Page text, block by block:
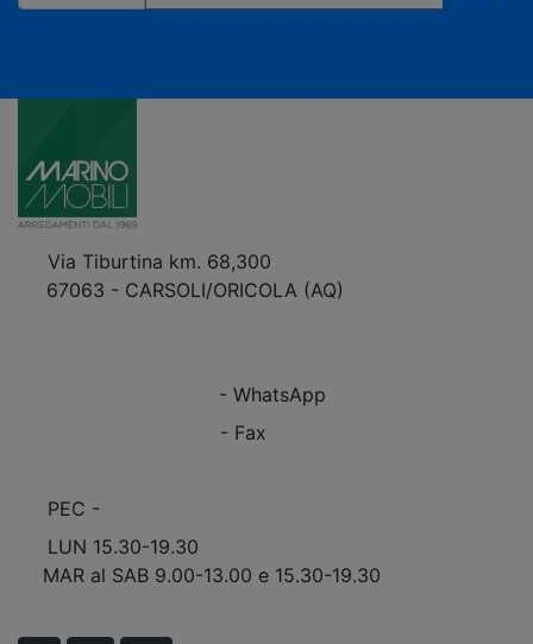
Via Tiburtina km. 68,300
67063 - CARSOLI/ORICOLA (AQ)
- WhatsApp
- Fax
PEC -
LUN 15.30-19.30
MAR al SAB 9.00-13.00 e 15.30-19.30